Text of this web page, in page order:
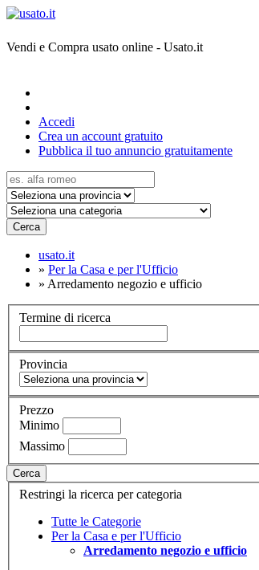
Vendi e Compra usato online - Usato.it
Accedi
Crea un account gratuito
Pubblica il tuo annuncio gratuitamente
Cerca
usato.it
» Per la Casa e per l'Ufficio
» Arredamento negozio e ufficio
Termine di ricerca
Provincia
Prezzo
Minimo
Massimo
Cerca
Restringi la ricerca per categoria
Tutte le Categorie
Per la Casa e per l'Ufficio
Arredamento negozio e ufficio